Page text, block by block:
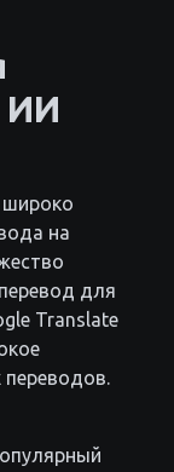
ИИ
на
для
Translate
переводов.